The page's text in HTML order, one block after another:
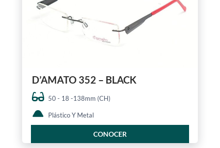
D’AMATO 352 – BLACK
50 - 18 -138mm (CH)
Plástico Y Metal
CONOCER